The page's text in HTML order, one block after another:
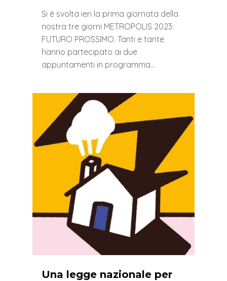
Si è svolta ieri la prima giornata della
nostra tre giorni METROPOLIS 2023:
FUTURO PROSSIMO. Tanti e tante
hanno partecipato ai due
appuntamenti in programma…
Una legge nazionale per
0